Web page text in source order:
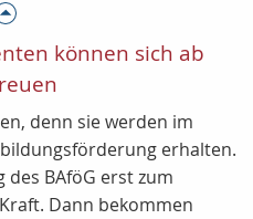
können sich ab
denn sie werden im
erhalten.
BAföG erst zum
Dann bekommen